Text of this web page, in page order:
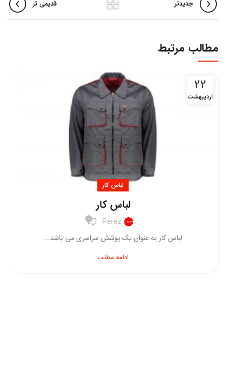
جدیدتر قدیمی تر
مطالب مرتبط
22
اردیبهشت
لباس کار
لباس کار
Perez
0
لباس کار به عنوان یک پوشش سراسری می باشد...
ادامه مطلب